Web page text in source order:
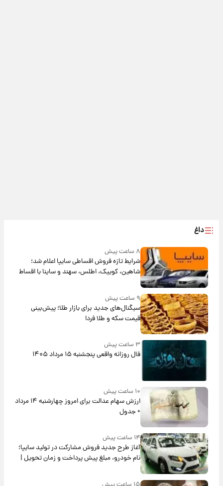
داغ
۸ ساعت پیش
شرایط تازه فروش اقساطی سایپا اعلام شد؛
شاهین، کوییک، اطلس، سهند و ساینا با اقساط
بلندمدت + جدول
۹ ساعت پیش
سیگنال‌های جدید برای بازار طلا؛ پیش‌بینی
قیمت سکه و طلا فردا
۳ ساعت پیش
فال روزانه واقعی پنجشنبه ۱۵ مرداد ۱۴۰۵
۱۰ ساعت پیش
ارزش سهام عدالت برای امروز چهارشنبه ۱۴ مرداد
+ جدول
۱۴ ساعت پیش
آغاز طرح جدید فروش مشارکت در تولید سایپا؛
نام خودرو، مبلغ پیش پرداخت و زمان تحویل |
سود مشارکت چند درصد است؟